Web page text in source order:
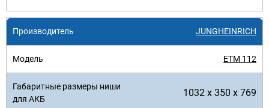
JUNGHEINRICH
ETM 112
1032 x 350 x 769